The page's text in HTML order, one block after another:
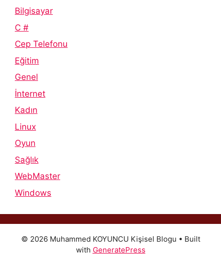
Bilgisayar
C #
Cep Telefonu
Eğitim
Genel
İnternet
Kadın
Linux
Oyun
Sağlık
WebMaster
Windows
© 2026 Muhammed KOYUNCU Kişisel Blogu • Built
with GeneratePress